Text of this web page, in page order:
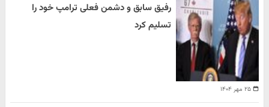
۲۵ مهر ۱۴۰۴
رفیق سابق و دشمن فعلی ترامپ خود را
تسلیم کرد